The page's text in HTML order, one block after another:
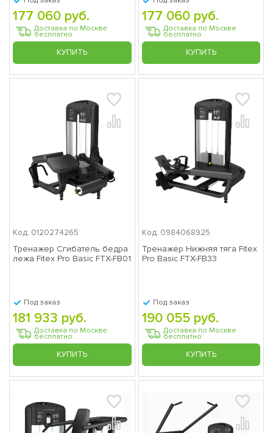
Тренажер Комбинированный
станок с разгружением
(Гравитрон) Fitex Pro Basic FTX-
2013005422
1
(кроссовер) Fitex Pro Basic FTX-
Тренажер для приводящих и
отводящих мышц бедра Fitex
Pro Basic FTX-FB25
1577427553
FB29
1993141227
Доставка по Москве
бесплатно
177 060 руб.
КУПИТЬ
Доставка по Москве
бесплатно
177 060 руб.
КУПИТЬ
Код: 0120274265
Тренажер Сгибатель бедра
лежа Fitex Pro Basic FTX-FB01
Под заказ
Доставка по Москве
бесплатно
181 933 руб.
КУПИТЬ
Код: 0984068925
Тренажер Нижняя тяга Fitex
Pro Basic FTX-FB33
Под заказ
Доставка по Москве
бесплатно
190 055 руб.
КУПИТЬ